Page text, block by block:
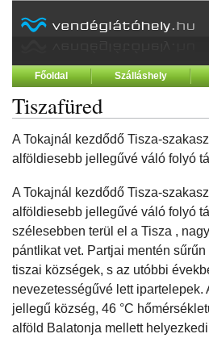
Főoldal Szálláshely
Tiszafüred
A Tokajnál kezdődő Tisza-
alföldiesebb jellegűvé váló folyó
A Tokajnál kezdődő Tisza-
alföldiesebb jellegűvé váló folyó
szélesebben terül el a Tisza ,
pántlikat vet. Partjai mentén
tiszai községek, s az utóbbi
nevezetességűvé lett
jellegű község, 46 °C
alföld Balatonja mellett